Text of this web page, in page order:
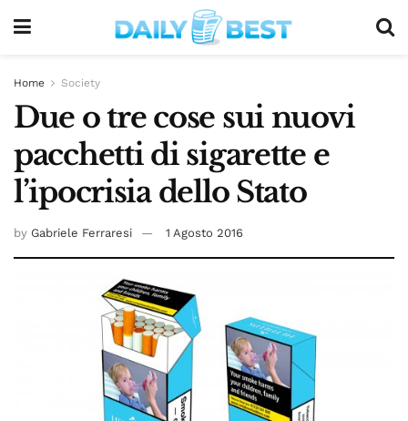
Home Society
Due o tre cose sui nuovi
pacchetti di sigarette e
l’ipocrisia dello Stato
by Gabriele Ferraresi 1 Agosto 2016